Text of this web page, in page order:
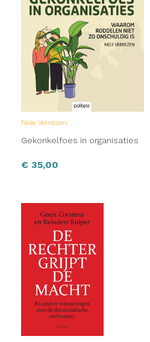
Nele Verrezen
Gekonkelfoes in organisaties
€ 35,00